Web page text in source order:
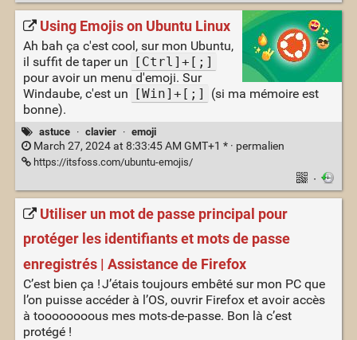
Using Emojis on Ubuntu Linux
Ah bah ça c'est cool, sur mon Ubuntu,
il suffit de taper un [Ctrl]+[;]
pour avoir un menu d'emoji. Sur
Windaube, c'est un [Win]+[;]
(si ma mémoire est
bonne).
astuce · clavier · emoji
March 27, 2024 at 8:33:45 AM GMT+1 * · permalien
https://itsfoss.com/ubuntu-emojis/
·
Utiliser un mot de passe principal pour
protéger les identifiants et mots de passe
enregistrés | Assistance de Firefox
C’est bien ça ! J’étais toujours embêté sur mon PC que
l’on puisse accéder à l’OS, ouvrir Firefox et avoir accès
à toooooooous mes mots-de-passe. Bon là c’est
protégé !